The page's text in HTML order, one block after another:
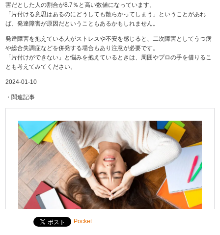
害だとした人の割合が8.7％と高い数値になっています。
「片付ける意思はあるのにどうしても散らかってしまう」ということがあれ
ば、発達障害が原因だということもあるかもしれません。
発達障害を抱えている人がストレスや不安を感じると、二次障害としてうつ病
や総合失調症などを併発する場合もあり注意が必要です。
「片付けができない」と悩みを抱えているときは、周囲やプロの手を借りるこ
とも考えてみてください。
2024-01-10
・関連記事
Pocket